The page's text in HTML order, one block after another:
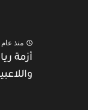
منذ عام
أزمة